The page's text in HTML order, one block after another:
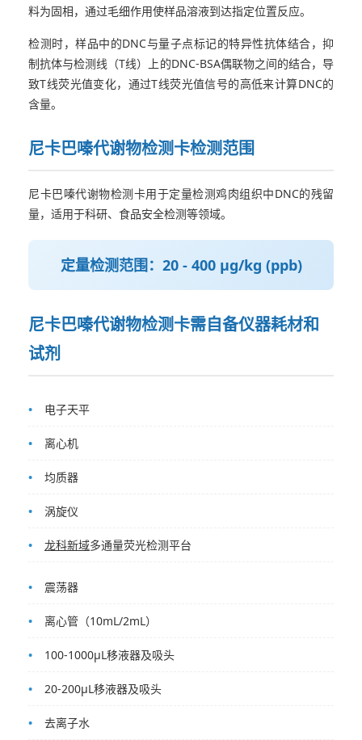
料为固相，通过毛细作用使样品溶液到达指定位置反应。
检测时，样品中的DNC与量子点标记的特异性抗体结合，抑
制抗体与检测线（T线）上的DNC-BSA偶联物之间的结合，导
致T线荧光值变化，通过T线荧光值信号的高低来计算DNC的
含量。
尼卡巴嗪代谢物检测卡检测范围
尼卡巴嗪代谢物检测卡用于定量检测鸡肉组织中DNC的残留
量，适用于科研、食品安全检测等领域。
定量检测范围：20 - 400 μg/kg (ppb)
尼卡巴嗪代谢物检测卡需自备仪器耗材和
试剂
电子天平
离心机
均质器
涡旋仪
龙科新域多通量荧光检测平台
震荡器
离心管（10mL/2mL）
100-1000μL移液器及吸头
20-200μL移液器及吸头
去离子水